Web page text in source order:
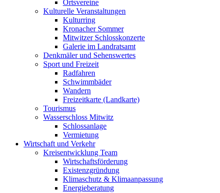
Ortsvereine
Kulturelle Veranstaltungen
Kulturring
Kronacher Sommer
Mitwitzer Schlosskonzerte
Galerie im Landratsamt
Denkmäler und Sehenswertes
Sport und Freizeit
Radfahren
Schwimmbäder
Wandern
Freizeitkarte (Landkarte)
Tourismus
Wasserschloss Mitwitz
Schlossanlage
Vermietung
Wirtschaft und Verkehr
Kreisentwicklung Team
Wirtschaftsförderung
Existenzgründung
Klimaschutz & Klimaanpassung
Energieberatung